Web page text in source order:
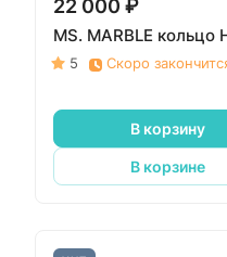
22 000 ₽
MS. MARBLE кольцо
5 Скоро
В корзину
В корзине